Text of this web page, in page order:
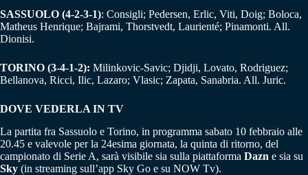
SASSUOLO (4-2-3-1): Consigli; Pedersen, Erlic, Viti, Doig; Boloca,
Matheus Henrique; Bajrami, Thorstvedt, Laurienté; Pinamonti. All.
Dionisi.
TORINO (3-4-1-2): Milinkovic-Savic; Djidji, Lovato, Rodriguez;
Bellanova, Ricci, Ilic, Lazaro; Vlasic; Zapata, Sanabria. All. Juric.
DOVE VEDERLA IN TV
La partita fra Sassuolo e Torino, in programma sabato 10 febbraio alle
20.45 e valevole per la 24esima giornata, la quinta di ritorno, del
campionato di Serie A, sarà visibile sia sulla piattaforma Dazn e sia su
Sky (in streaming sull’app Sky Go e su NOW Tv).